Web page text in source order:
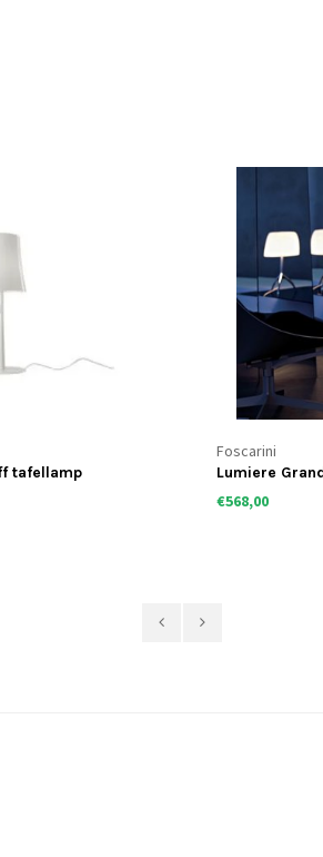
tafellamp
Foscarini
Lumiere
€568,00